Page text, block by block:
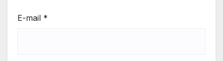
E-mail *